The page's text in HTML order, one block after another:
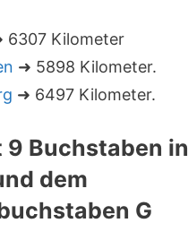
6307 Kilometer
➜ 5898 Kilometer.
➜ 6497 Kilometer.
9 Buchstaben in
dem
G